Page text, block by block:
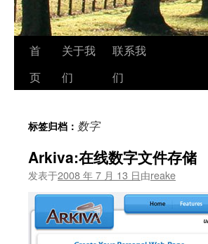
跳
至
文
首
页
关于我
们
联系我
们
标签归档： 数字
Arkiva:在线数字文件存储
发表于2008 年 7 月 13 日由reake